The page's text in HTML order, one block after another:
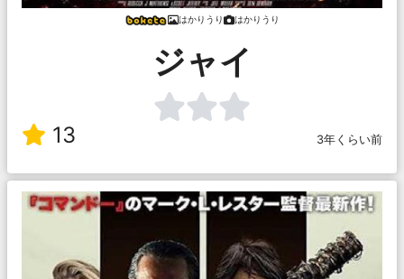
はかりうり はかりうり
ジャイ
13 3年くらい前